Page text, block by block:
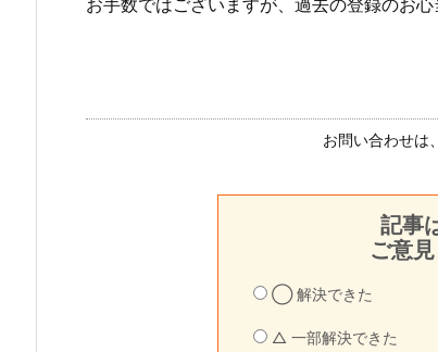
お手数ではございますが、過去の登録のお心
お問い合わせは、
記事
ご意
◯ 解決できた
△ 一部解決できた